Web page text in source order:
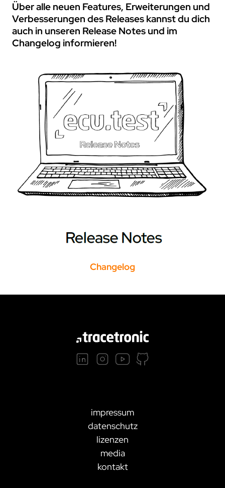
Über alle neuen Features, Erweiterungen und
Verbesserungen des Releases kannst du dich
auch in unseren Release Notes und im
Changelog informieren!
Changelog
impressum
datenschutz
lizenzen
media
kontakt